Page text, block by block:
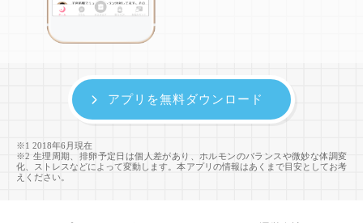
※1 2018年6月現在
※2 生理周期、排卵予定日は個人差があり、ホルモンのバランスや微妙な体調変
化、ストレスなどによって変動します。本アプリの情報はあくまで目安としてお考
えください。
アプリを無料ダウンロード